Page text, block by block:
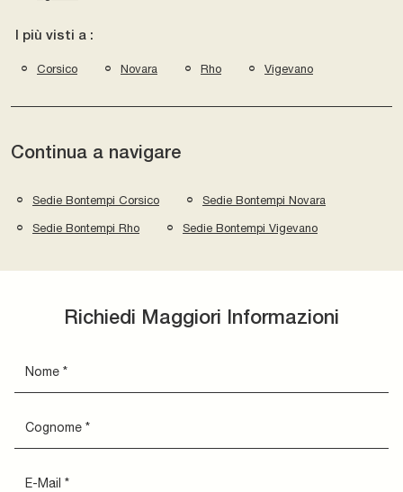
I più visti a :
Corsico Novara Rho Vigevano
Continua a navigare
Sedie Bontempi Corsico Sedie Bontempi Novara
Sedie Bontempi Rho Sedie Bontempi Vigevano
Richiedi Maggiori Informazioni